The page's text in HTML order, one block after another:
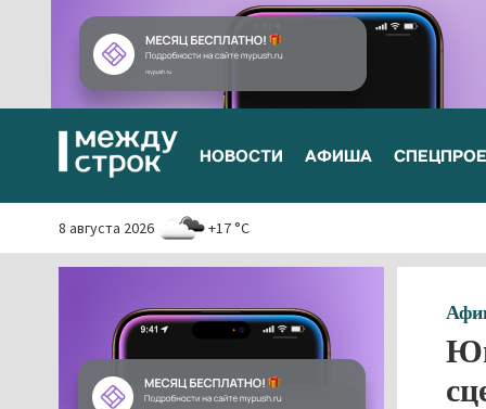
НОВОСТИ АФИША
8 августа 2026 +17 °C